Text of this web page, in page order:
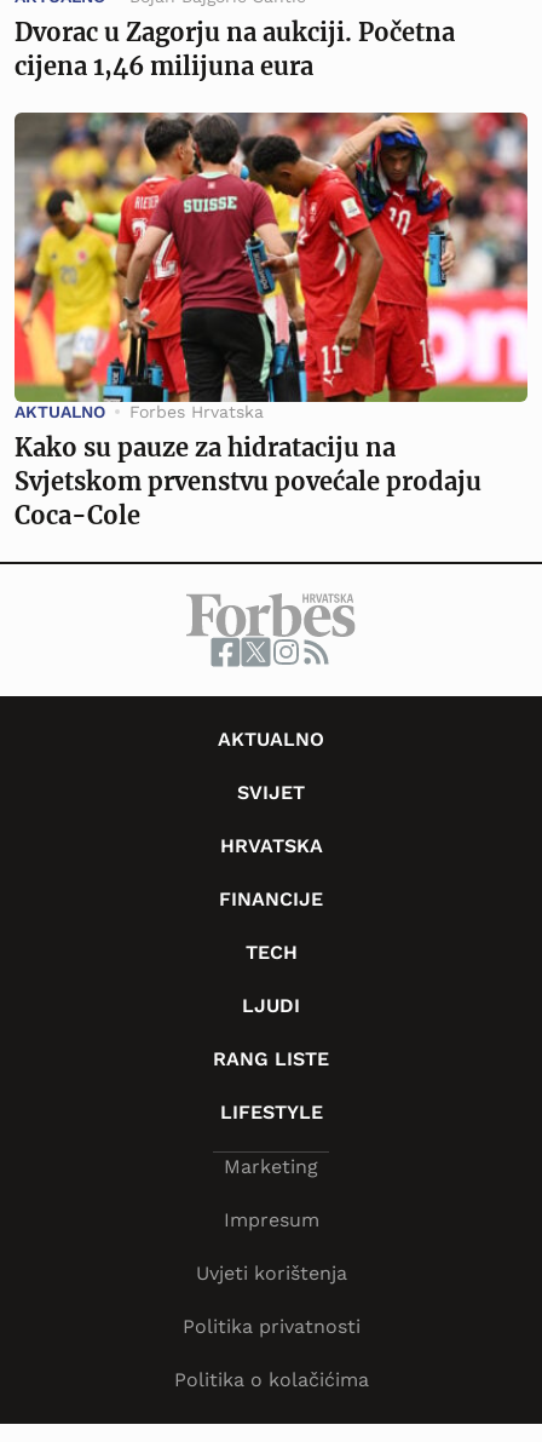
Dvorac u Zagorju na aukciji. Početna
cijena 1,46 milijuna eura
AKTUALNO Forbes Hrvatska
Kako su pauze za hidrataciju na
Svjetskom prvenstvu povećale prodaju
Coca-Cole
AKTUALNO
SVIJET
HRVATSKA
FINANCIJE
TECH
LJUDI
RANG LISTE
LIFESTYLE
Marketing
Impresum
Uvjeti korištenja
Politika privatnosti
Politika o kolačićima